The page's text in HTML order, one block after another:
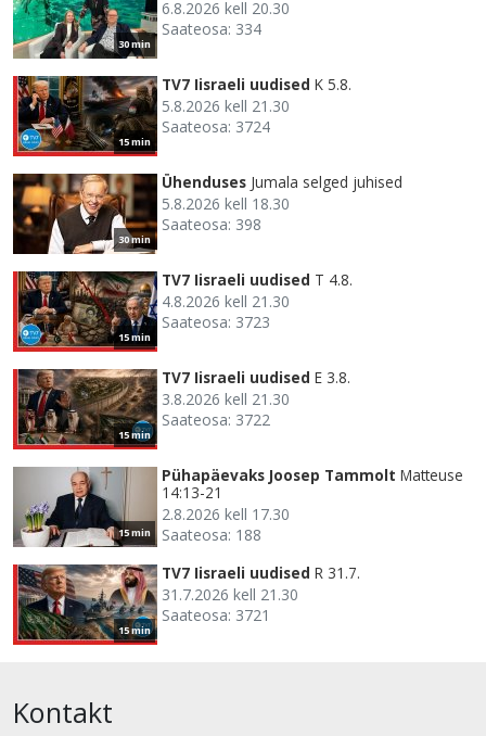
30 min
6.8.2026 kell 20.30
Saateosa: 334
15 min
TV7 Iisraeli uudised K 5.8.
5.8.2026 kell 21.30
Saateosa: 3724
30 min
Ühenduses Jumala selged juhised
5.8.2026 kell 18.30
Saateosa: 398
15 min
TV7 Iisraeli uudised T 4.8.
4.8.2026 kell 21.30
Saateosa: 3723
15 min
TV7 Iisraeli uudised E 3.8.
3.8.2026 kell 21.30
Saateosa: 3722
15 min
Pühapäevaks Joosep Tammolt Matteuse
14:13-21
2.8.2026 kell 17.30
Saateosa: 188
15 min
TV7 Iisraeli uudised R 31.7.
31.7.2026 kell 21.30
Saateosa: 3721
Kontakt